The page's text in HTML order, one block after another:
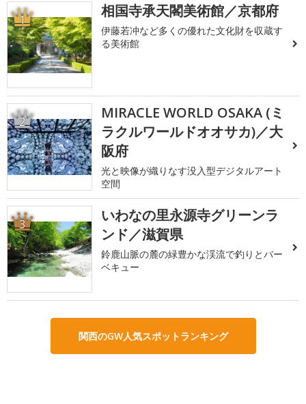
1 相国寺承天閣美術館／京都府
伊藤若冲など多くの優れた文化財を収蔵す
る美術館
2
MIRACLE WORLD OSAKA (ミ
ラクルワールドオオサカ)／大
阪府
光と映像が織りなす没入型デジタルアート
空間
3
いわなの里永源寺グリーンラ
ンド／滋賀県
鈴鹿山脈の麓の緑豊かな渓流で釣りとバー
ベキュー
関西のGW人気スポットランキング